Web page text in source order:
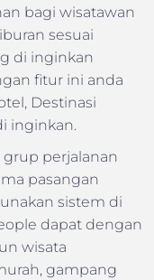
bagi wisatawan
sesuai
di inginkan
fitur ini anda
Destinasi
inginkan.
grup perjalanan
pasangan
sistem di
dapat dengan
wisata
gampang